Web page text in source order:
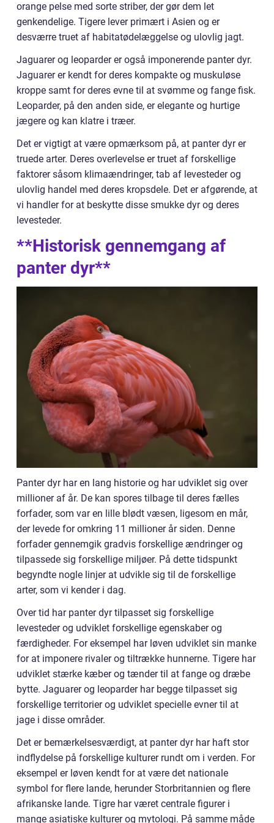
orange pelse med sorte striber, der gør dem let
genkendelige. Tigere lever primært i Asien og er
desværre truet af habitatødelæggelse og ulovlig jagt.
Jaguarer og leoparder er også imponerende panter dyr.
Jaguarer er kendt for deres kompakte og muskuløse
kroppe samt for deres evne til at svømme og fange fisk.
Leoparder, på den anden side, er elegante og hurtige
jægere og kan klatre i træer.
Det er vigtigt at være opmærksom på, at panter dyr er
truede arter. Deres overlevelse er truet af forskellige
faktorer såsom klimaændringer, tab af levesteder og
ulovlig handel med deres kropsdele. Det er afgørende, at
vi handler for at beskytte disse smukke dyr og deres
levesteder.
**Historisk gennemgang af
panter dyr**
Panter dyr har en lang historie og har udviklet sig over
millioner af år. De kan spores tilbage til deres fælles
forfader, som var en lille blødt væsen, ligesom en mår,
der levede for omkring 11 millioner år siden. Denne
forfader gennemgik gradvis forskellige ændringer og
tilpassede sig forskellige miljøer. På dette tidspunkt
begyndte nogle linjer at udvikle sig til de forskellige
arter, som vi kender i dag.
Over tid har panter dyr tilpasset sig forskellige
levesteder og udviklet forskellige egenskaber og
færdigheder. For eksempel har løven udviklet sin manke
for at imponere rivaler og tiltrække hunnerne. Tigere har
udviklet stærke kæber og tænder til at fange og dræbe
bytte. Jaguarer og leoparder har begge tilpasset sig
forskellige territorier og udviklet specielle evner til at
jage i disse områder.
Det er bemærkelsesværdigt, at panter dyr har haft stor
indflydelse på forskellige kulturer rundt om i verden. For
eksempel er løven kendt for at være det nationale
symbol for flere lande, herunder Storbritannien og flere
afrikanske lande. Tigre har været centrale figurer i
mange asiatiske kulturer og mytologi. På samme måde